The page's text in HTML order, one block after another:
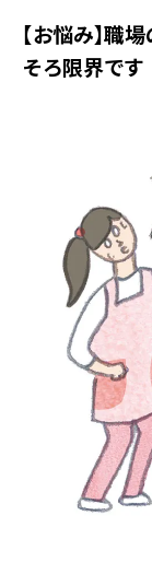
【お悩み】職
そろ限界です